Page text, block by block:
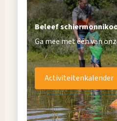
Beleef
Ga mee met één van
Activiteitenkalender